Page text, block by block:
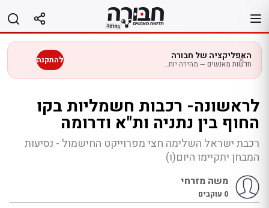
לתוכן
האפליקציה של חבורה
חדשות מאנשים — מהירה יותר בנייד להתקנה
לראשונה- רכבות חשמליות בקו
החוף בין נתניה ות"א ודרומה
רכבת ישראל השלימה חצי מפרוייקט החישמול - נסיעות
המבחן יתקיימו היום(ו)
משה מזרחי
0 עוקבים